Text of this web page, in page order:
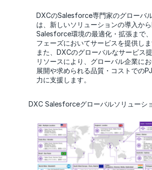
DXCのSalesforce専門家のグローバ
は、新しいソリューションの導入か
Salesforce環境の最適化・拡張まで
フェーズにおいてサービスを提供しま
また、DXCのグローバルなサービス
リソースにより、グローバル企業に
展開や求められる品質・コストでの
力に支援します。
DXC Salesforceグローバルソリューシ